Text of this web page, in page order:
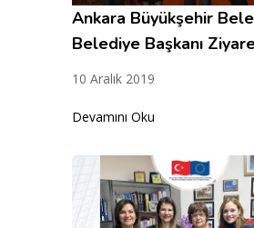
Ankara Büyükşehir
Belediye Başkanı
10 Aralık 2019
Devamını Oku